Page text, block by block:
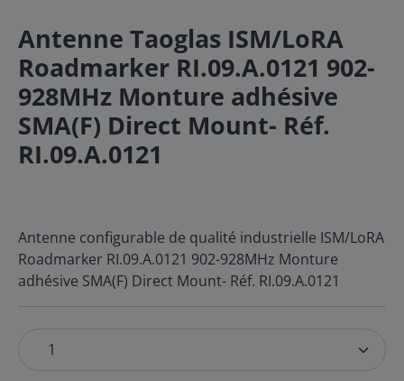
Antenne Taoglas ISM/LoRA
Roadmarker RI.09.A.0121 902-
928MHz Monture adhésive
SMA(F) Direct Mount- Réf.
RI.09.A.0121
Antenne configurable de qualité industrielle ISM/LoRA
Roadmarker RI.09.A.0121 902-928MHz Monture
adhésive SMA(F) Direct Mount- Réf. RI.09.A.0121